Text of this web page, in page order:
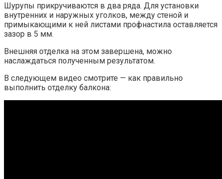
Шурупы прикручиваются в два ряда. Для установки
внутренних и наружных уголков, между стеной и
примыкающими к ней листами профнастила оставляется
зазор в 5 мм.
Внешняя отделка на этом завершена, можно
наслаждаться полученным результатом.
В следующем видео смотрите — как правильно
выполнить отделку балкона: